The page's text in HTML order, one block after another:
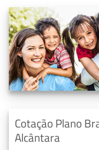
Cotação Plano
Alcântara